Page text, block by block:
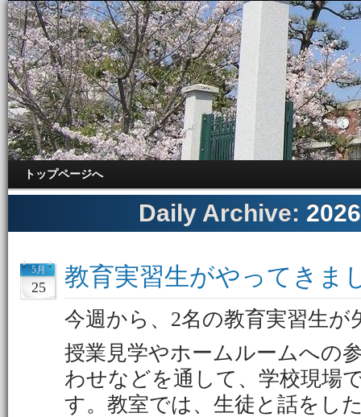
トップページへ
Daily Archive:
5月
25 教育実習生がやってきま
今週から、2名の教育実習生
授業見学やホームルームへの
わせなどを通して、学校現場
す。教室では、生徒と話をし